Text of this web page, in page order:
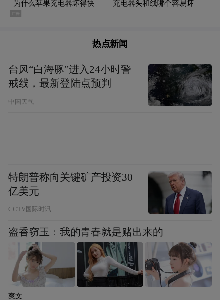
喜。菜园的棚架间弥漫着闲散恬淡的田园风
肥，不着急，也累不着。小孩子在院外捉迷
的效果。
天色微明，蔬菜沾染了浓重的露水。当露珠
喜欢什么，就少种一些，甚至干脆不种。
守着一方菜园，挺好！
（甘肃日报）
“特别声明：以上作品内容(包括在内的视频、图片或音
频)为凤凰网旗下自媒体平台“大风号”用户上传并发
布，本平台仅提供信息存储空间服务。
Notice: The content above (including the videos,
热点新闻
台风“白海豚”进入24小时警
戒线，最新登陆点预判
中国天气
特朗普称向关键矿产投资30
亿美元
CCTV国际时讯
盗香窃玉：我的青春就是赌出来的
爽文